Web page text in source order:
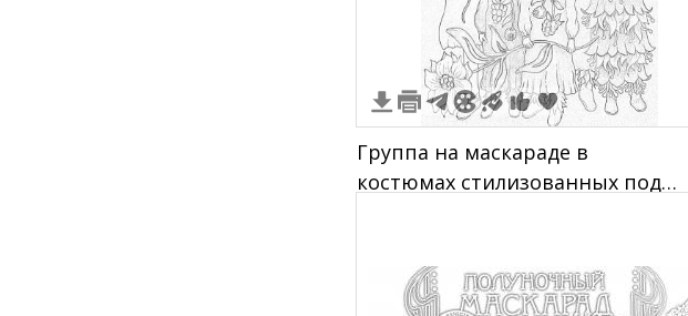
Группа на маскараде в
костюмах стилизованных под